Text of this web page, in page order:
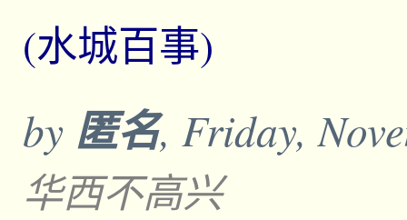
(水城百事)
by 匿名, Friday,
华西不高兴